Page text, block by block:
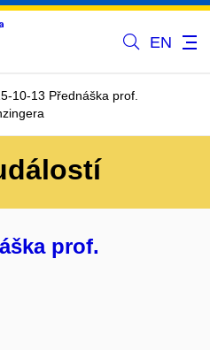
EN
10-13 Přednáška prof.
prof.